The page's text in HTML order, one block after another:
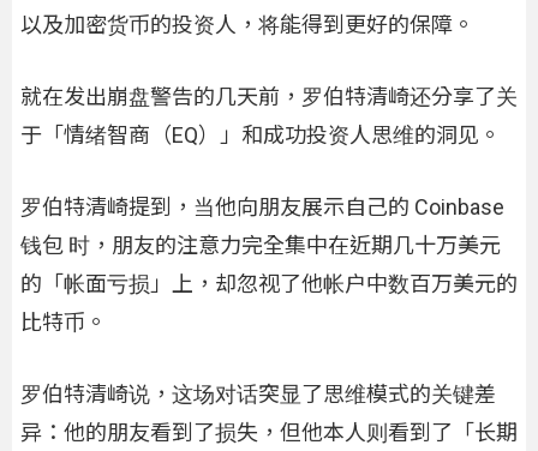
以及加密货币的投资人，将能得到更好的保障。
就在发出崩盘警告的几天前，罗伯特清崎还分享了关
于「情绪智商（EQ）」和成功投资人思维的洞见。
罗伯特清崎提到，当他向朋友展示自己的 Coinbase
钱包 时，朋友的注意力完全集中在近期几十万美元
的「帐面亏损」上，却忽视了他帐户中数百万美元的
比特币。
罗伯特清崎说，这场对话突显了思维模式的关键差
异：他的朋友看到了损失，但他本人则看到了「长期